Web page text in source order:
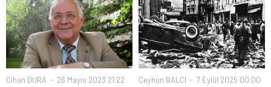
Cihan DURA 26 Mayıs 2023 21:22 Ceyhun BALCI 7 Eylül 2025 00:00